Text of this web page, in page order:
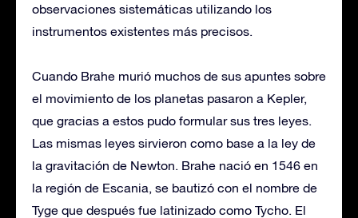
observaciones sistemáticas utilizando los
instrumentos existentes más precisos.
Cuando Brahe murió muchos de sus apuntes sobre
el movimiento de los planetas pasaron a Kepler,
que gracias a estos pudo formular sus tres leyes.
Las mismas leyes sirvieron como base a la ley de
la gravitación de Newton. Brahe nació en 1546 en
la región de Escania, se bautizó con el nombre de
Tyge que después fue latinizado como Tycho. El